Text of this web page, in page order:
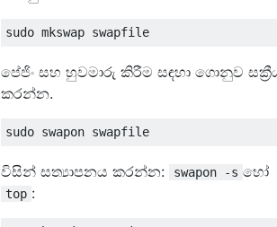
පේජිං සහ හුවමාරු කිරීම සඳහා ගොනුව
කරන්න.
විසින් සත්‍යාපනය කරන්න: swapon -s හෝ
top :